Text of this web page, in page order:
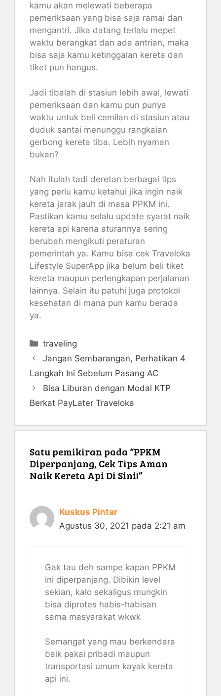
kamu akan melewati beberapa
pemeriksaan yang bisa saja ramai dan
mengantri. Jika datang terlalu mepet
waktu berangkat dan ada antrian, maka
bisa saja kamu ketinggalan kereta dan
tiket pun hangus.
Jadi tibalah di stasiun lebih awal, lewati
pemeriksaan dan kamu pun punya
waktu untuk beli cemilan di stasiun atau
duduk santai menunggu rangkaian
gerbong kereta tiba. Lebih nyaman
bukan?
Nah itulah tadi deretan berbagai tips
yang perlu kamu ketahui jika ingin naik
kereta jarak jauh di masa PPKM ini.
Pastikan kamu selalu update syarat naik
kereta api karena aturannya sering
berubah mengikuti peraturan
pemerintah ya. Kamu bisa cek Traveloka
Lifestyle SuperApp jika belum beli tiket
kereta maupun perlengkapan perjalanan
lainnya. Selain itu patuhi juga protokol
kesehatan di mana pun kamu berada
ya.
Kategori
traveling
Jangan Sembarangan, Perhatikan 4
Langkah Ini Sebelum Pasang AC
Bisa Liburan dengan Modal KTP
Berkat PayLater Traveloka
Satu pemikiran pada “PPKM
Diperpanjang, Cek Tips Aman
Naik Kereta Api Di Sini!”
Kuskus Pintar
Agustus 30, 2021 pada 2:21 am
Gak tau deh sampe kapan PPKM
ini diperpanjang. Dibikin level
sekian, kalo sekaligus mungkin
bisa diprotes habis-habisan
sama masyarakat wkwk
Semangat yang mau berkendara
baik pakai pribadi maupun
transportasi umum kayak kereta
api ini.